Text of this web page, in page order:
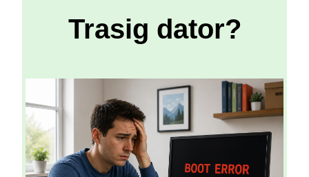
Trasig dator?